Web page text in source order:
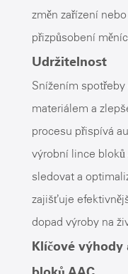
změn zařízení
přizpůsobení
Udržitelnost
Snížením
materiálem a
procesu přispívá
výrobní lince
sledovat a
zajišťuje
dopad výroby na
Klíčové výhody